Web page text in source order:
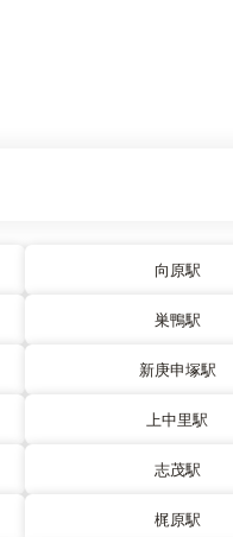
向原駅
巣鴨駅
新庚申塚駅
上中里駅
志茂駅
梶原駅